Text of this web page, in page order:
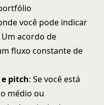
você pode indicar
acordo de
fluxo constante de
e pitch: Se você está
médio ou